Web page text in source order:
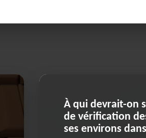
À qui devrait-on
de vérification
ses environs